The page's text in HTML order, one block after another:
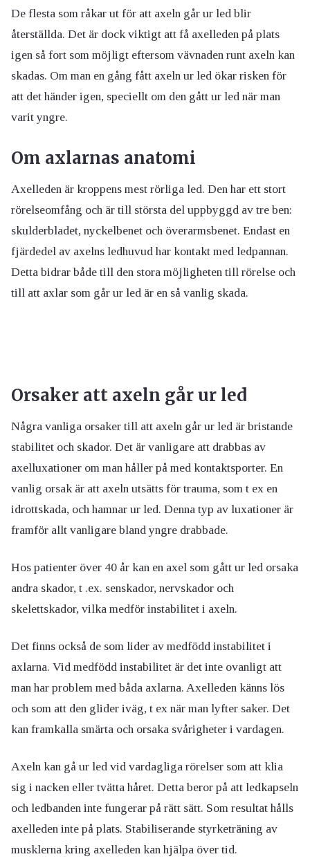
De flesta som råkar ut för att axeln går ur led blir
återställda. Det är dock viktigt att få axelleden på plats
igen så fort som möjligt eftersom vävnaden runt axeln kan
skadas. Om man en gång fått axeln ur led ökar risken för
att det händer igen, speciellt om den gått ur led när man
varit yngre.
Om axlarnas anatomi
Axelleden är kroppens mest rörliga led. Den har ett stort
rörelseomfång och är till största del uppbyggd av tre ben:
skulderbladet, nyckelbenet och överarmsbenet. Endast en
fjärdedel av axelns ledhuvud har kontakt med ledpannan.
Detta bidrar både till den stora möjligheten till rörelse och
till att axlar som går ur led är en så vanlig skada.
Orsaker att axeln går ur led
Några vanliga orsaker till att axeln går ur led är bristande
stabilitet och skador. Det är vanligare att drabbas av
axelluxationer om man håller på med kontaktsporter. En
vanlig orsak är att axeln utsätts för trauma, som t ex en
idrottskada, och hamnar ur led. Denna typ av luxationer är
framför allt vanligare bland yngre drabbade.
Hos patienter över 40 år kan en axel som gått ur led orsaka
andra skador, t .ex. senskador, nervskador och
skelettskador, vilka medför instabilitet i axeln.
Det finns också de som lider av medfödd instabilitet i
axlarna. Vid medfödd instabilitet är det inte ovanligt att
man har problem med båda axlarna. Axelleden känns lös
och som att den glider iväg, t ex när man lyfter saker. Det
kan framkalla smärta och orsaka svårigheter i vardagen.
Axeln kan gå ur led vid vardagliga rörelser som att klia
sig i nacken eller tvätta håret. Detta beror på att ledkapseln
och ledbanden inte fungerar på rätt sätt. Som resultat hålls
axelleden inte på plats. Stabiliserande styrketräning av
musklerna kring axelleden kan hjälpa över tid.